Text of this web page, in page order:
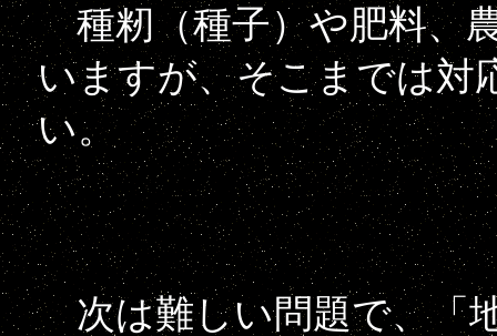
種籾（種子）や肥料、
いますが、そこまでは対
い。
次は難しい問題で、「